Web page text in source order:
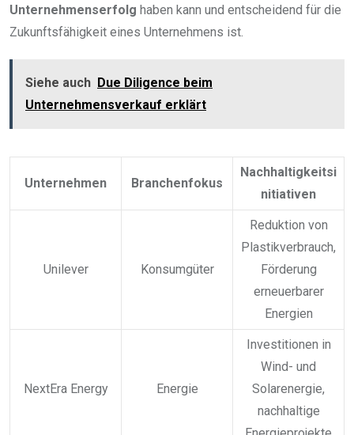
Unternehmenserfolg haben kann und entscheidend für die
Zukunftsfähigkeit eines Unternehmens ist.
Siehe auch Due Diligence beim
Unternehmensverkauf erklärt
Unternehmen Branchenfokus
Nachhaltigkeitsi
nitiativen
Unilever Konsumgüter
Reduktion von
Plastikverbrauch,
Förderung
erneuerbarer
Energien
NextEra Energy Energie
Investitionen in
Wind- und
Solarenergie,
nachhaltige